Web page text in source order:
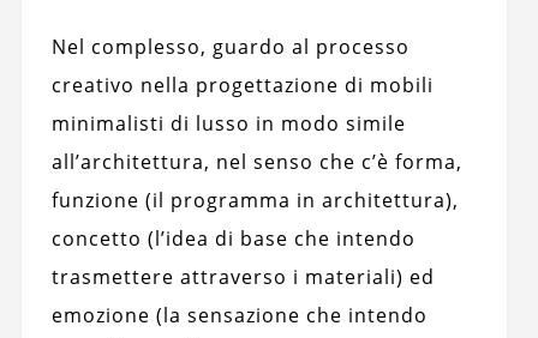
Nel complesso, guardo al processo
creativo nella progettazione di mobili
minimalisti di lusso in modo simile
all’architettura, nel senso che c’è forma,
funzione (il programma in architettura),
concetto (l’idea di base che intendo
trasmettere attraverso i materiali) ed
emozione (la sensazione che intendo